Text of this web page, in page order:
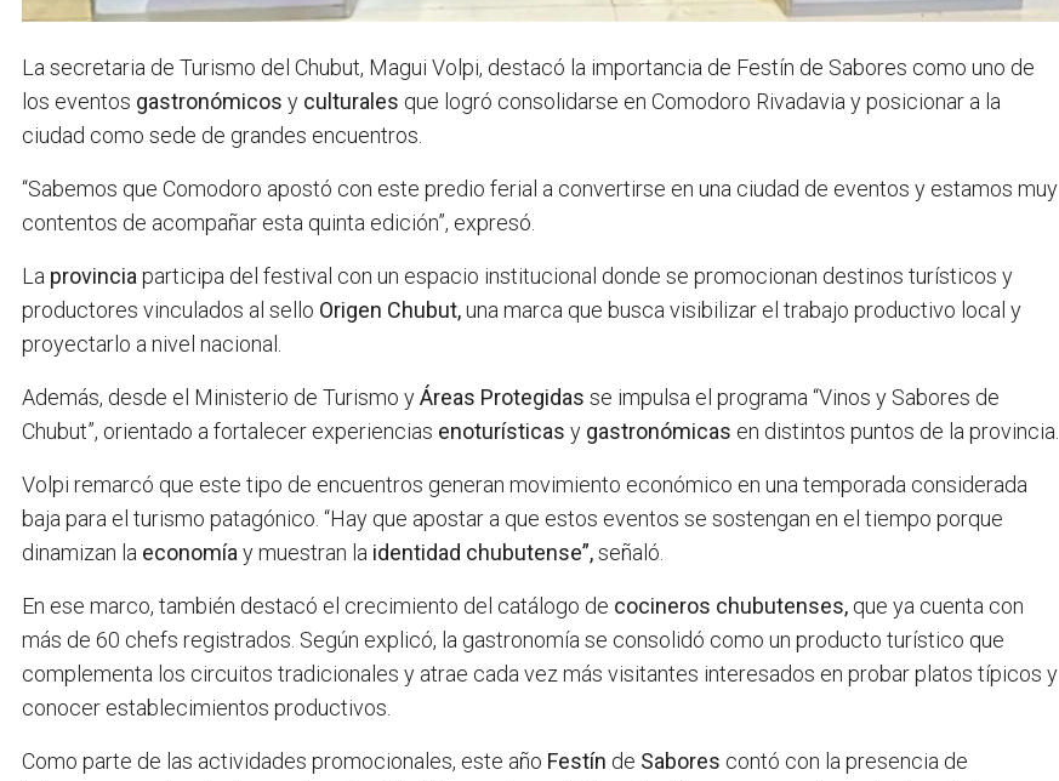
La secretaria de Turismo del Chubut, Magui Volpi, destacó la importancia de Festín de Sabores como uno de
los eventos gastronómicos y culturales que logró consolidarse en Comodoro Rivadavia y posicionar a la
ciudad como sede de grandes encuentros.
“Sabemos que Comodoro apostó con este predio ferial a convertirse en una ciudad de eventos y estamos muy
contentos de acompañar esta quinta edición”, expresó.
La provinciaparticipa del festival con un espacio institucional donde se promocionan destinos turísticos y
productores vinculados al sello Origen Chubut,una marca que busca visibilizar el trabajo productivo local y
proyectarlo a nivel nacional.
Además, desde el Ministerio de Turismo yÁreas Protegidas se impulsa el programa “Vinos y Sabores de
Chubut”, orientado a fortalecer experiencias enoturísticas y gastronómicas en distintos puntos de la provincia.
Volpi remarcó que este tipo de encuentros generan movimiento económico en una temporada considerada
baja para el turismo patagónico. “Hay que apostar a que estos eventos se sostengan en el tiempo porque
dinamizan la economíay muestran la identidad chubutense”,señaló.
En ese marco, también destacó el crecimiento del catálogo de cocineros chubutenses, que ya cuenta con
más de 60 chefs registrados. Según explicó, la gastronomía se consolidó como un producto turístico que
complementa los circuitos tradicionales y atrae cada vez más visitantes interesados en probar platos típicos y
conocer establecimientos productivos.
Como parte de las actividades promocionales, este año Festín de Sabores contó con la presencia de